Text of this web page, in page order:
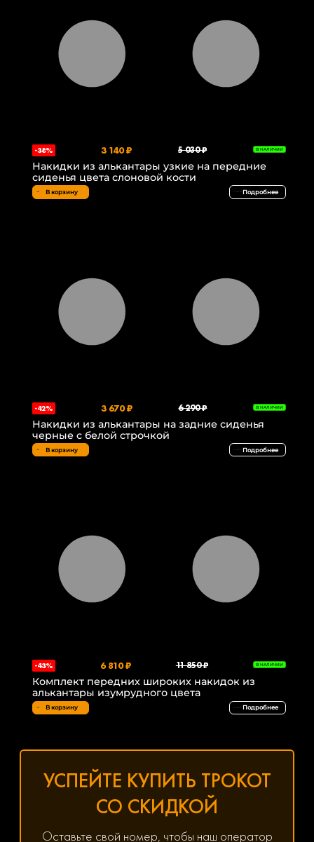
-38% 3 140 ₽ 5 030 ₽ В НАЛИЧИИ
Накидки из алькантары узкие на передние
сиденья цвета слоновой кости
В корзину Подробнее
-42% 3 670 ₽ 6 290 ₽ В НАЛИЧИИ
Накидки из алькантары на задние сиденья
черные с белой строчкой
В корзину Подробнее
-43% 6 810 ₽ 11 850 ₽ В НАЛИЧИИ
Комплект передних широких накидок из
алькантары изумрудного цвета
В корзину Подробнее
УСПЕЙТЕ КУПИТЬ ТРОКОТ
СО СКИДКОЙ
Оставьте свой номер, чтобы наш оператор